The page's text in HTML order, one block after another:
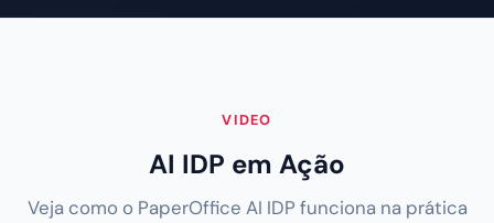
VIDEO
AI IDP em Ação
Veja como o PaperOffice AI IDP funciona na prática